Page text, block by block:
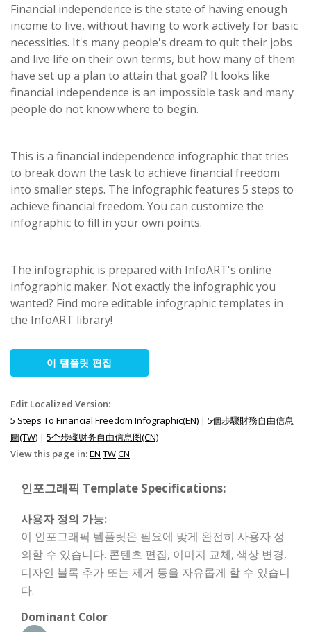
Financial independence is the state of having enough
income to live, without having to work actively for basic
necessities. It's many people's dream to quit their jobs
and live life on their own terms, but how many of them
have set up a plan to attain that goal? It looks like
financial independence is an impossible task and many
people do not know where to begin.
This is a financial independence infographic that tries
to break down the task to achieve financial freedom
into smaller steps. The infographic features 5 steps to
achieve financial freedom. You can customize the
infographic to fill in your own points.
The infographic is prepared with InfoART's online
infographic maker. Not exactly the infographic you
wanted? Find more editable infographic templates in
the InfoART library!
이 템플릿 편집
Edit Localized Version:
5 Steps To Financial Freedom Infographic(EN) | 5個步驟財務自由信息
圖(TW) | 5个步骤财务自由信息图(CN)
View this page in:EN TWCN
인포그래픽 Template Specifications:
사용자 정의 가능:
이 인포그래픽 템플릿은 필요에 맞게 완전히 사용자 정
의할 수 있습니다. 콘텐츠 편집, 이미지 교체, 색상 변경,
디자인 블록 추가 또는 제거 등을 자유롭게 할 수 있습니
다.
Dominant Color